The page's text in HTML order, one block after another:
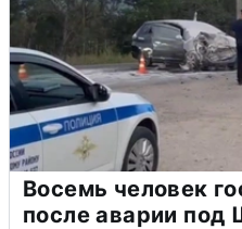
Восемь человек
после аварии под